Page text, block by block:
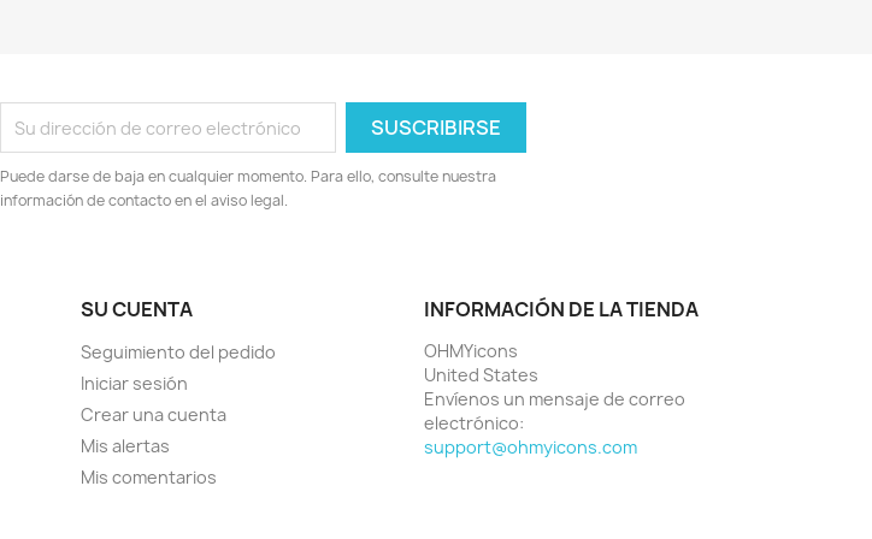
Puede darse de baja en cualquier momento. Para ello, consulte nuestra
información de contacto en el aviso legal.
SU CUENTA
Seguimiento del pedido
Iniciar sesión
Crear una cuenta
Mis alertas
Mis comentarios
INFORMACIÓN DE LA TIENDA
OHMYicons
United States
Envíenos un mensaje de correo
electrónico:
support@ohmyicons.com